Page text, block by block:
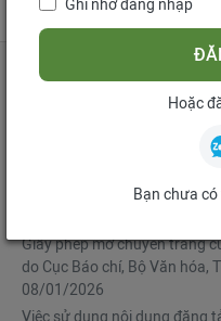
Mua bản tin điện tử
Ngô Chí
Giấy phép mở chuyên trang
do Cục Báo chí, Bộ Văn hóa,
08/01/2026
Việc sử dụng nội dung đăng
Ghi nhớ đăng nhập
Hoặc
Bạn chưa